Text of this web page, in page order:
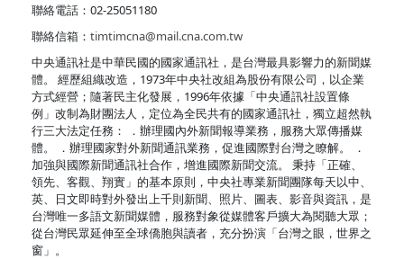
聯絡電話：02-25051180
聯絡信箱： timtimcna@mail.cna.com.tw
中央通訊社是中華民國的國家通訊社，是台灣最具影響力的新聞媒
體。 經歷組織改造，1973年中央社改組為股份有限公司，以企業
方式經營；隨著民主化發展，1996年依據「中央通訊社設置條
例」改制為財團法人，定位為全民共有的國家通訊社，獨立超然執
行三大法定任務： ．辦理國內外新聞報導業務，服務大眾傳播媒
體。 ．辦理國家對外新聞通訊業務，促進國際對台灣之瞭解。 ．
加強與國際新聞通訊社合作，增進國際新聞交流。 秉持「正確、
領先、客觀、翔實」的基本原則，中央社專業新聞團隊每天以中、
英、日文即時對外發出上千則新聞、照片、圖表、影音與資訊，是
台灣唯一多語文新聞媒體，服務對象從媒體客戶擴大為閱聽大眾；
從台灣民眾延伸至全球僑胞與讀者，充分扮演「台灣之眼，世界之
窗」。